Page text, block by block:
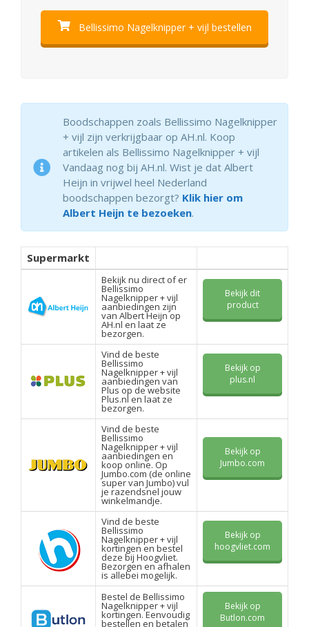
Bellissimo Nagelknipper + vijl bestellen
Boodschappen zoals Bellissimo Nagelknipper
+ vijl zijn verkrijgbaar op AH.nl. Koop
artikelen als Bellissimo Nagelknipper + vijl
Vandaag nog bij AH.nl. Wist je dat Albert
Heijn in vrijwel heel Nederland
boodschappen bezorgt? Klik hier om
Albert Heijn te bezoeken.
Supermarkt
Bekijk nu direct of er
Bellissimo
Nagelknipper + vijl
aanbiedingen zijn
van Albert Heijn op
AH.nl en laat ze
bezorgen.
Bekijk dit
product
Vind de beste
Bellissimo
Nagelknipper + vijl
aanbiedingen van
Plus op de website
Plus.nl en laat ze
bezorgen.
Bekijk op
plus.nl
Vind de beste
Bellissimo
Nagelknipper + vijl
aanbiedingen en
koop online. Op
Jumbo.com (de online
super van Jumbo) vul
je razendsnel jouw
winkelmandje.
Bekijk op
Jumbo.com
Vind de beste
Bellissimo
Nagelknipper + vijl
kortingen en bestel
deze bij Hoogvliet.
Bezorgen en afhalen
is allebei mogelijk.
Bekijk op
hoogvliet.com
Bestel de Bellissimo
Nagelknipper + vijl
kortingen. Eenvoudig
bestellen en betalen
Bekijk op
Butlon.com